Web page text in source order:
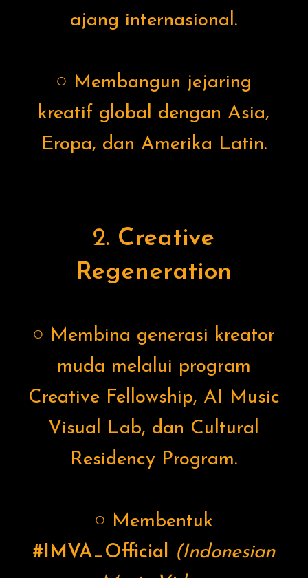
ajang internasional.
○ Membangun jejaring
kreatif global dengan Asia,
Eropa, dan Amerika Latin.
2. Creative
Regeneration
○ Membina generasi kreator
muda melalui program
Creative Fellowship, AI Music
Visual Lab, dan Cultural
Residency Program.
○ Membentuk
#IMVA_Official (Indonesian